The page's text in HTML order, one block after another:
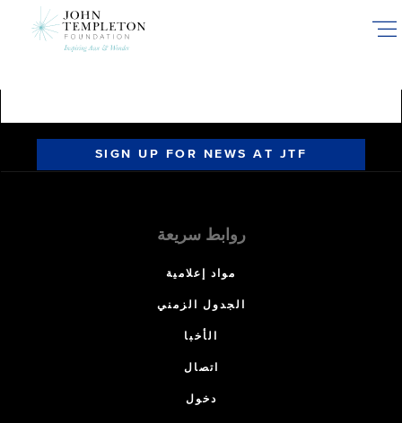
SIGN UP FOR NEWS AT JTF
روابط سريعة
مواد إعلامية
الجدول الزمني
الأخبا
اتصال
دخول